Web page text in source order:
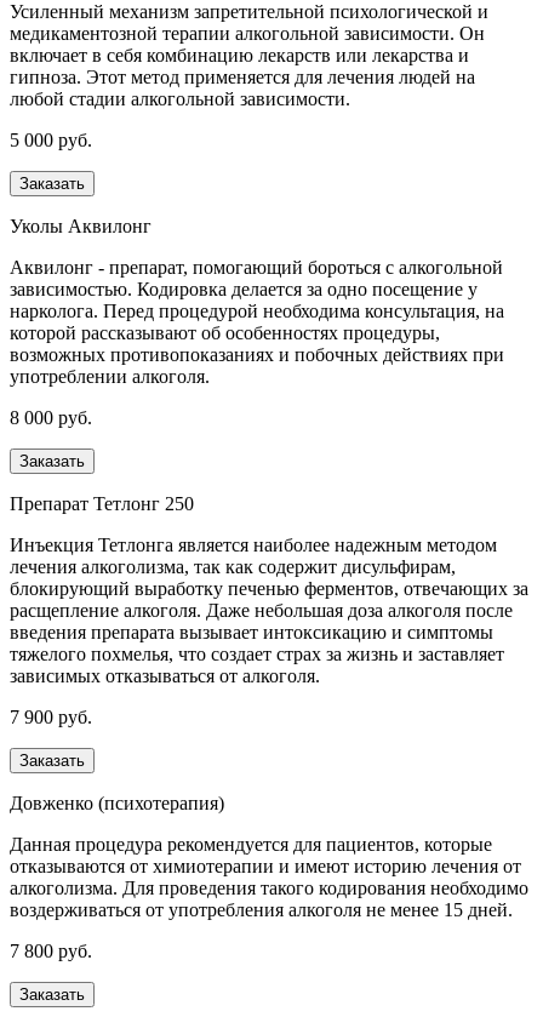
Усиленный механизм запретительной психологической и
медикаментозной терапии алкогольной зависимости. Он
включает в себя комбинацию лекарств или лекарства и
гипноза. Этот метод применяется для лечения людей на
любой стадии алкогольной зависимости.
5 000 руб.
Заказать
Уколы Аквилонг
Аквилонг - препарат, помогающий бороться с алкогольной
зависимостью. Кодировка делается за одно посещение у
нарколога. Перед процедурой необходима консультация, на
которой рассказывают об особенностях процедуры,
возможных противопоказаниях и побочных действиях при
употреблении алкоголя.
8 000 руб.
Заказать
Препарат Тетлонг 250
Инъекция Тетлонга является наиболее надежным методом
лечения алкоголизма, так как содержит дисульфирам,
блокирующий выработку печенью ферментов, отвечающих за
расщепление алкоголя. Даже небольшая доза алкоголя после
введения препарата вызывает интоксикацию и симптомы
тяжелого похмелья, что создает страх за жизнь и заставляет
зависимых отказываться от алкоголя.
7 900 руб.
Заказать
Довженко (психотерапия)
Данная процедура рекомендуется для пациентов, которые
отказываются от химиотерапии и имеют историю лечения от
алкоголизма. Для проведения такого кодирования необходимо
воздерживаться от употребления алкоголя не менее 15 дней.
7 800 руб.
Заказать